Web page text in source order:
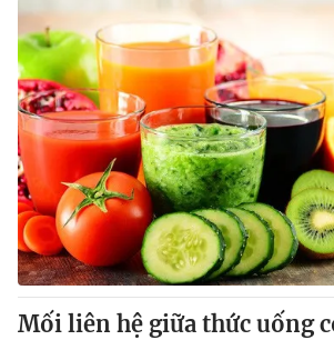
Mối liên hệ giữa thức uống